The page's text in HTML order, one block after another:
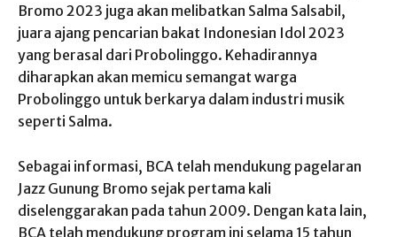
Bromo 2023 juga akan melibatkan Salma Salsabil,
juara ajang pencarian bakat Indonesian Idol 2023
yang berasal dari Probolinggo. Kehadirannya
diharapkan akan memicu semangat warga
Probolinggo untuk berkarya dalam industri musik
seperti Salma.
Sebagai informasi, BCA telah mendukung pagelaran
Jazz Gunung Bromo sejak pertama kali
diselenggarakan pada tahun 2009. Dengan kata lain,
BCA telah mendukung program ini selama 15 tahun